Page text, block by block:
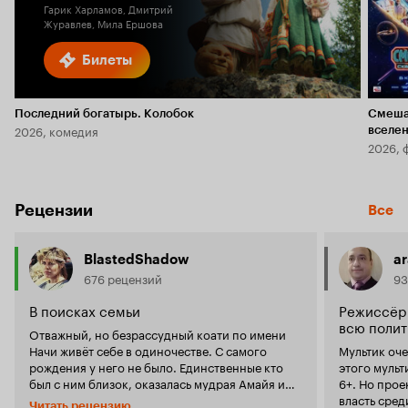
Билеты
Гарик Харламов, Дмитрий
Журавлев, Мила Ершова
Последний богатырь. Колобок
2026, комедия
2026,
Рецензии Все
BlastedShadow
676 рецензий
В поисках семьи
Отважный, но безрассудный коати по имени
Начи живёт себе в одиночестве. С самого
рождения у него не было. Единственные кто
был с ним близок, оказалась мудрая Амайя и
ягуар Балан, который за место льва, правит
всю
Мультик
этого
6+. Но
власть